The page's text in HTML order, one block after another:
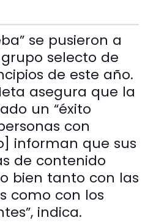
se pusieron a
selecto de
de este año.
asegura que la
un “éxito
con
informan que sus
de contenido
bien tanto con las
como con los
indica.